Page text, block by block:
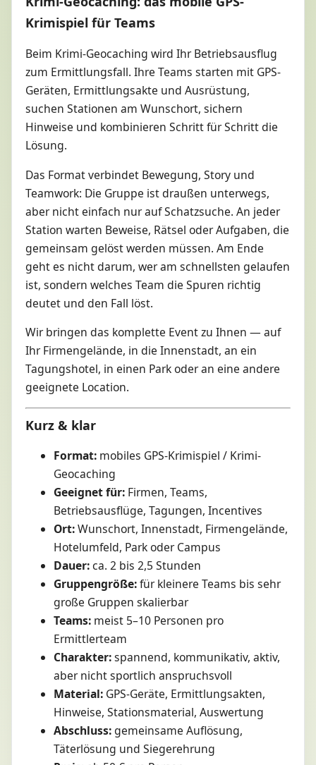
Krimispiel für Teams
Beim Krimi-Geocaching wird Ihr Betriebsausflug
zum Ermittlungsfall. Ihre Teams starten mit GPS-
Geräten, Ermittlungsakte und Ausrüstung,
suchen Stationen am Wunschort, sichern
Hinweise und kombinieren Schritt für Schritt die
Lösung.
Das Format verbindet Bewegung, Story und
Teamwork: Die Gruppe ist draußen unterwegs,
aber nicht einfach nur auf Schatzsuche. An jeder
Station warten Beweise, Rätsel oder Aufgaben, die
gemeinsam gelöst werden müssen. Am Ende
geht es nicht darum, wer am schnellsten gelaufen
ist, sondern welches Team die Spuren richtig
deutet und den Fall löst.
Wir bringen das komplette Event zu Ihnen — auf
Ihr Firmengelände, in die Innenstadt, an ein
Tagungshotel, in einen Park oder an eine andere
geeignete Location.
Kurz & klar
Format: mobiles GPS-Krimispiel / Krimi-
Geocaching
Geeignet für: Firmen, Teams,
Betriebsausflüge, Tagungen, Incentives
Ort:Wunschort, Innenstadt, Firmengelände,
Hotelumfeld, Park oder Campus
Dauer:ca. 2 bis 2,5 Stunden
Gruppengröße:für kleinere Teams bis sehr
große Gruppen skalierbar
Teams: meist 5–10 Personen pro
Ermittlerteam
Charakter:spannend, kommunikativ, aktiv,
aber nicht sportlich anspruchsvoll
Material: GPS-Geräte, Ermittlungsakten,
Hinweise, Stationsmaterial, Auswertung
Abschluss:gemeinsame Auflösung,
Täterlösung und Siegerehrung